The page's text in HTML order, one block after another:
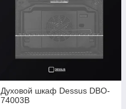
Духовой шкаф Dessus DBO-
74003B